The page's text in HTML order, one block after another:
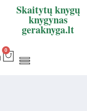
Skaitytų knygų
knygynas
geraknyga.lt
0